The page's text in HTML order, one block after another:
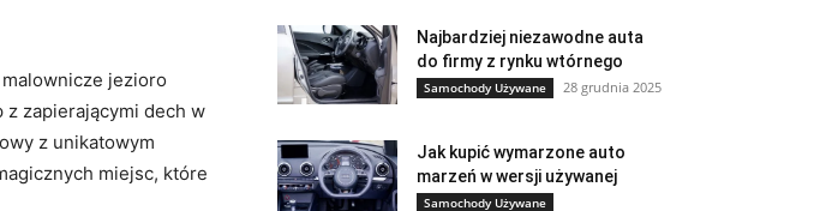
malownicze jezioro
z zapierającymi ⁤dech w
z unikatowym
miejsc, ⁢które
Najbardziej niezawodne auta
do firmy z rynku wtórnego
Samochody Używane 28 grudnia 2025
Jak kupić wymarzone auto
marzeń w wersji używanej
Samochody Używane